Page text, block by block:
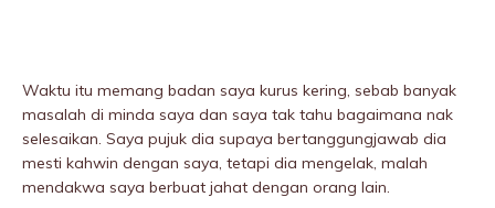
Waktu itu memang badan saya kurus kering, sebab banyak
masalah di minda saya dan saya tak tahu bagaimana nak
selesaikan. Saya pujuk dia supaya bertanggungjawab dia
mesti kahwin dengan saya, tetapi dia mengelak, malah
mendakwa saya berbuat jahat dengan orang lain.